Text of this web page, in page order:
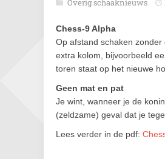
Overig schaaknieuws
Chess-9 Alpha
Op afstand schaken
extra kolom, bijvoorbeeld
toren staat op het nieuwe
Geen mat en pat
Je wint, wanneer je de
(zeldzame) geval dat je
Lees verder in de pdf: